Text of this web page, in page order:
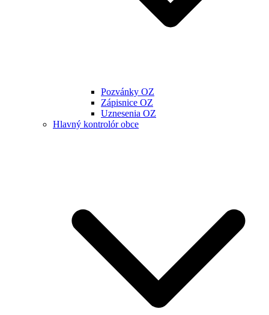
Pozvánky OZ
Zápisnice OZ
Uznesenia OZ
Hlavný kontrolór obce